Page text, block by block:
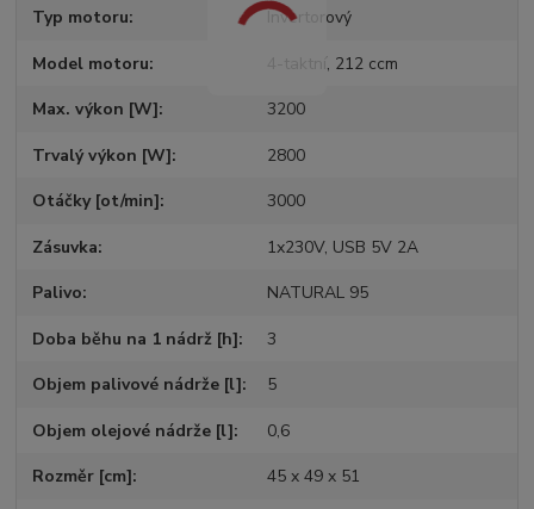
Typ motoru Invertorový
Model motoru 4-taktní, 212 ccm
Max. výkon [W] 3200
Trvalý výkon [W] 2800
Otáčky [ot/min] 3000
Zásuvka 1x230V, USB 5V 2A
Palivo NATURAL 95
Doba běhu na 1 nádrž [h] 3
Objem palivové nádrže [l] 5
Objem olejové nádrže [l] 0,6
Rozměr [cm] 45 x 49 x 51